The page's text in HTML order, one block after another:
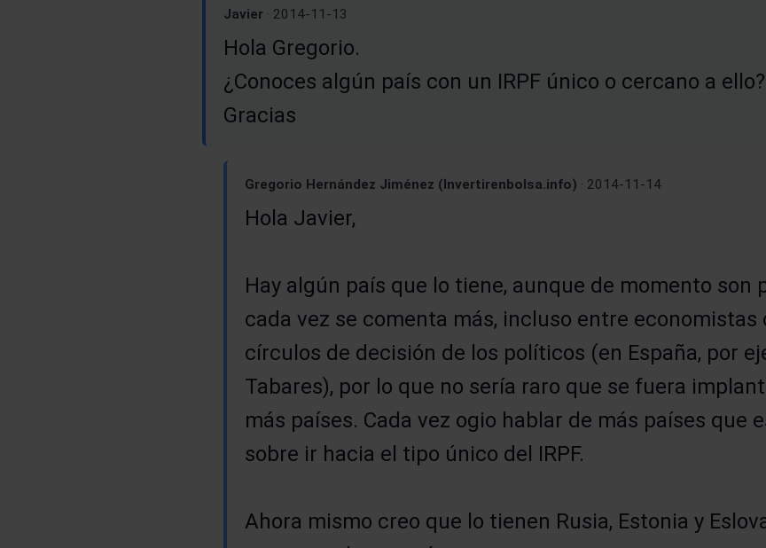
Javier · 2014-11-13
Hola Gregorio.
¿Conoces algún país con un IRPF único o cercano a ello?
Gracias
Gregorio Hernández Jiménez (Invertirenbolsa.info) · 2014-11-14
Hola Javier,
Hay algún país que lo tiene, aunque de momento son
cada vez se comenta más, incluso entre economistas
círculos de decisión de los políticos (en España, por
Tabares), por lo que no sería raro que se fuera
más países. Cada vez ogio hablar de más países que
sobre ir hacia el tipo único del IRPF.
Ahora mismo creo que lo tienen Rusia, Estonia y